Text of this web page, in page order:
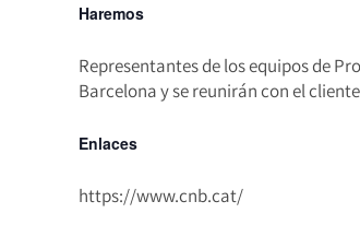
Haremos
Representantes de los equipos de
Barcelona y se reunirán con el
Enlaces
https://www.cnb.cat/